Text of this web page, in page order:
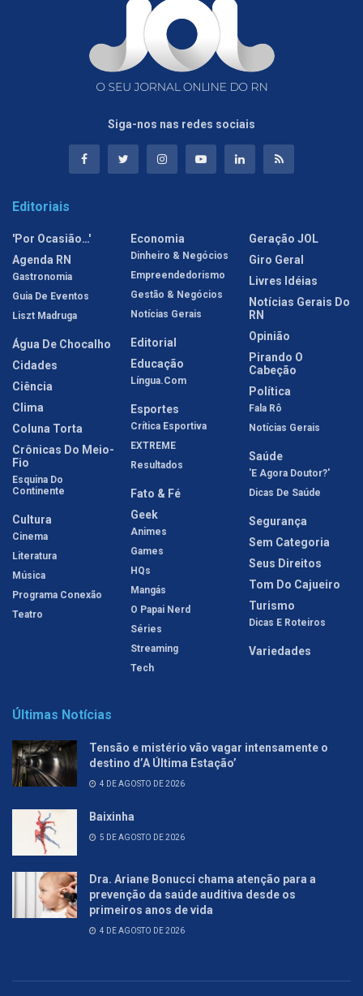
Siga-nos nas redes sociais
Editoriais
'Por Ocasião…'
Agenda RN
Gastronomia
Guia De Eventos
Liszt Madruga
Água De Chocalho
Cidades
Ciência
Clima
Coluna Torta
Crônicas Do Meio-
Fio
Esquina Do
Continente
Cultura
Cinema
Literatura
Música
Programa Conexão
Teatro
Economia
Dinheiro & Negócios
Empreendedorismo
Gestão & Negócios
Notícias Gerais
Editorial
Educação
Língua.com
Esportes
Crítica Esportiva
EXTREME
Resultados
Fato & Fé
Geek
Animes
Games
HQs
Mangás
O Papai Nerd
Séries
Streaming
Tech
Geração JOL
Giro Geral
Livres Idéias
Notícias Gerais Do
RN
Opinião
Pirando O
Cabeção
Política
Fala Rô
Notícias Gerais
Saúde
'E Agora Doutor?'
Dicas De Saúde
Segurança
Sem Categoria
Seus Direitos
Tom Do Cajueiro
Turismo
Dicas E Roteiros
Variedades
Últimas Notícias
Tensão e mistério vão vagar intensamente o
destino d’A Última Estação’
4 DE AGOSTO DE 2026
Baixinha
5 DE AGOSTO DE 2026
Dra. Ariane Bonucci chama atenção para a
prevenção da saúde auditiva desde os
primeiros anos de vida
4 DE AGOSTO DE 2026